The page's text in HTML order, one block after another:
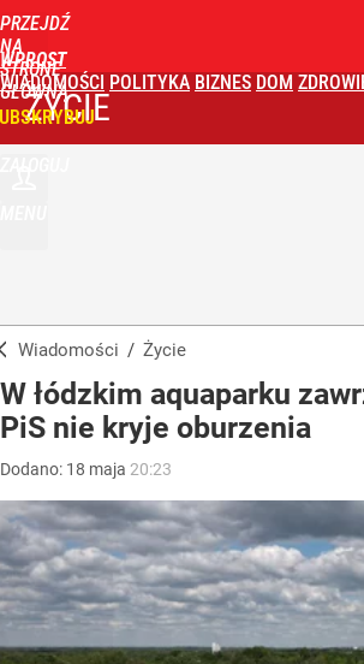
PRZEJDŹ
NA
STRONĘ
GŁÓWNĄ
WPROST
WIADOMOŚCI POLITYKA BIZNES DOM
ŻYCIE
Wiadomości / Życie
W łódzkim aquaparku
PiS nie kryje oburzenia
Dodano: 18 maja 20:23